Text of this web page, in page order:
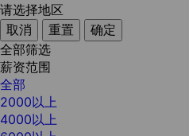
请选择地区
取消
重置
确定
全部筛选
薪资范围
全部
2000以上
4000以上